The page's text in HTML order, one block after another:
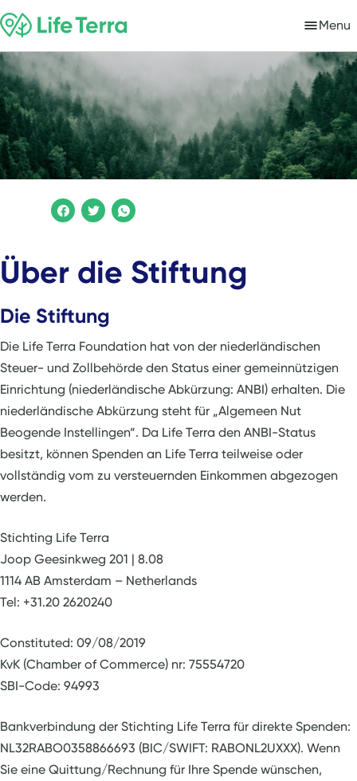
Menu
Über die Stiftung
Die Stiftung
Die Life Terra Foundation hat von der niederländischen
Steuer- und Zollbehörde den Status einer gemeinnützigen
Einrichtung (niederländische Abkürzung: ANBI) erhalten. Die
niederländische Abkürzung steht für „Algemeen Nut
Beogende Instellingen“. Da Life Terra den ANBI-Status
besitzt, können Spenden an Life Terra teilweise oder
vollständig vom zu versteuernden Einkommen abgezogen
werden.
Stichting Life Terra
Joop Geesinkweg 201 | 8.08
1114 AB Amsterdam – Netherlands
Tel: +31.20 2620240
Constituted: 09/08/2019
KvK (Chamber of Commerce) nr: 75554720
SBI-Code: 94993
Bankverbindung der Stichting Life Terra für direkte Spenden:
NL32RABO0358866693 (BIC/SWIFT: RABONL2UXXX). Wenn
Sie eine Quittung/Rechnung für Ihre Spende wünschen,